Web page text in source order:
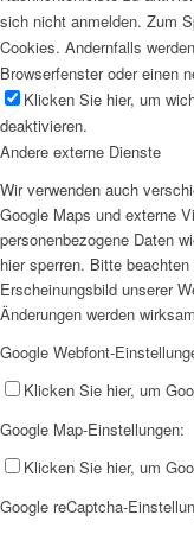
sich nicht anmelden. Zum
Cookies. Andernfalls
Browserfenster oder einen
Klicken Sie hier, um
deaktivieren.
Andere externe Dienste
Wir verwenden auch
Google Maps und externe
personenbezogene Daten
hier sperren. Bitte
Erscheinungsbild unserer
Änderungen werden
Google Webfont-
Klicken Sie hier, um
Google Map-Einstellungen:
Klicken Sie hier, um
Google reCaptcha-